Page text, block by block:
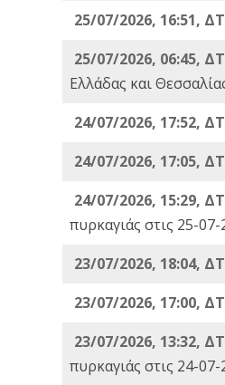
25/07/2026, 16:51,
25/07/2026, 06:45,
Ελλάδας και
24/07/2026, 17:52,
24/07/2026, 17:05,
24/07/2026, 15:29,
πυρκαγιάς στις 25-07-
23/07/2026, 18:04,
23/07/2026, 17:00,
23/07/2026, 13:32,
πυρκαγιάς στις 24-07-